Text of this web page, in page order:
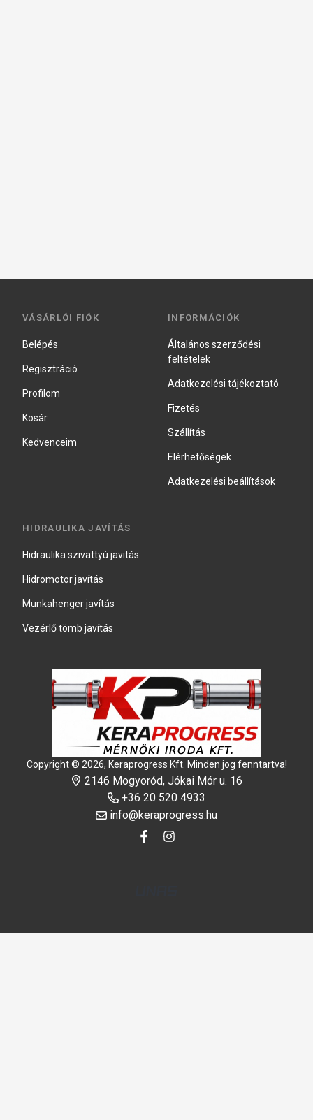
VÁSÁRLÓI FIÓK
Belépés
Regisztráció
Profilom
Kosár
Kedvenceim
INFORMÁCIÓK
Általános szerződési
feltételek
Adatkezelési tájékoztató
Fizetés
Szállítás
Elérhetőségek
Adatkezelési beállítások
HIDRAULIKA JAVÍTÁS
Hidraulika szivattyú javitás
Hidromotor javítás
Munkahenger javítás
Vezérlő tömb javítás
Copyright © 2026, Keraprogress Kft. Minden jog fenntartva!
2146 Mogyoród, Jókai Mór u. 16
+36 20 520 4933
info@keraprogress.hu